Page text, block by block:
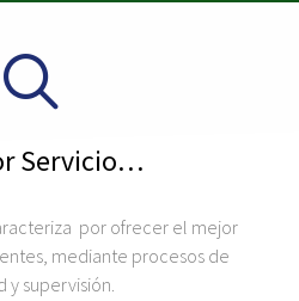
Servicio…
por ofrecer el mejor
mediante procesos de
y supervisión.